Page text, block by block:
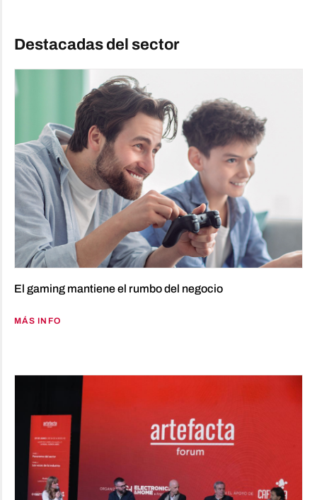
Destacadas del sector
El gaming mantiene el rumbo del negocio
MÁS INFO